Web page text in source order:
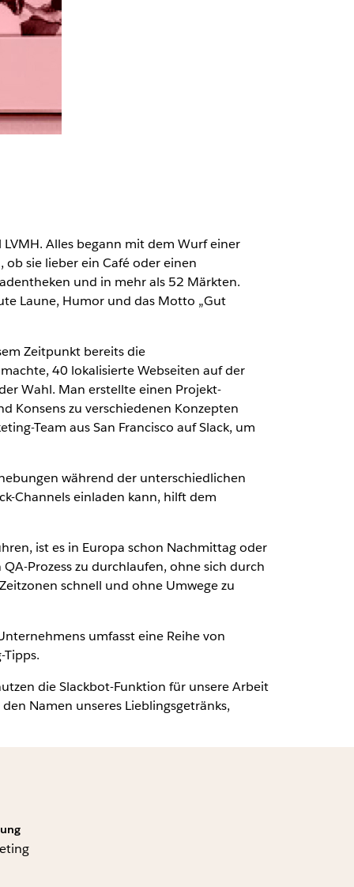
Alles begann mit dem Wurf einer
sie lieber ein Café oder einen
und in mehr als 52 Märkten.
Laune, Humor und das Motto „Gut
Zeitpunkt bereits die
40 lokalisierte Webseiten auf der
Wahl. Man erstellte einen Projekt-
Konsens zu verschiedenen Konzepten
Team aus San Francisco auf Slack, um
während der unterschiedlichen
Channels einladen kann, hilft dem
ist es in Europa schon Nachmittag oder
Prozess zu durchlaufen, ohne sich durch
schnell und ohne Umwege zu
umfasst eine Reihe von
die Slackbot-Funktion für unsere Arbeit
Namen unseres Lieblingsgetränks,